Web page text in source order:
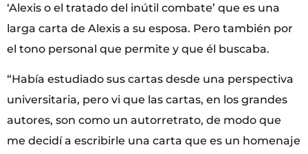
‘Alexis o el tratado del inútil combate’ que es una
larga carta de Alexis a su esposa. Pero también por
el tono personal que permite y que él buscaba.
“Había estudiado sus cartas desde una perspectiva
universitaria, pero vi que las cartas, en los grandes
autores, son como un autorretrato, de modo que
me decidí a escribirle una carta que es un homenaje